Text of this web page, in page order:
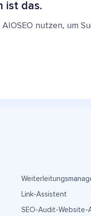
ist das.
nutzen, um
Link-Assistent
SEO-Audit-Website-